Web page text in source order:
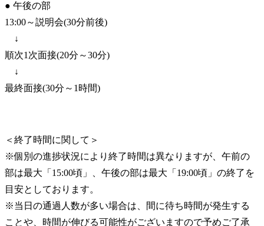
● 午後の部
13:00～説明会(30分前後)
↓
順次1次面接(20分～30分)
↓
最終面接(30分～1時間)
＜終了時間に関して＞
※個別の進捗状況により終了時間は異なりますが、午前の
部は最大「15:00頃」、午後の部は最大「19:00頃」の終了を
目安としております。
※当日の通過人数が多い場合は、間に待ち時間が発生する
ことや、時間が伸びる可能性がございますので予めご了承